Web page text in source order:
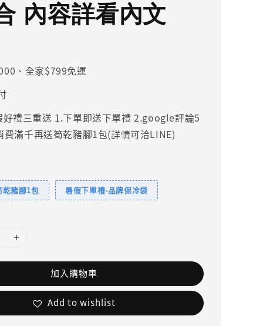
內容詳看內文
、全家$799免運
好禮三重送 1.下單即送下單禮 2.google評論5
費滿千再送筍乾豬腳1包(詳情可洽LINE)
豬腳1包 暑假下單禮-品牌保冷袋
加入購物車
Add to wishlist